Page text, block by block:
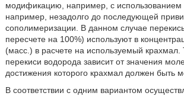
модификацию, например, с использованием
например, незадолго до последующей
сополимеризации. В данном случае
пересчете на 100%) используют в
(масс.) в расчете на используемый крахмал.
перекиси водорода зависит от значения
достижения которого крахмал должен быть
В соответствии с одним вариантом